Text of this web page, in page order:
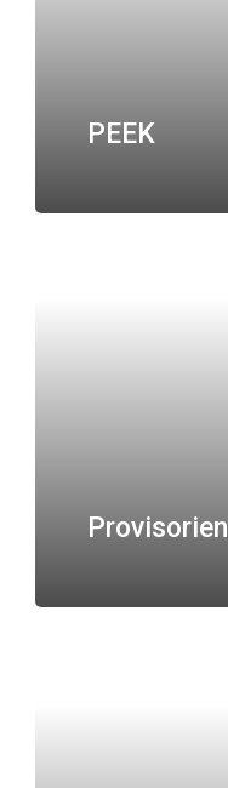
PEEK
Provisorien